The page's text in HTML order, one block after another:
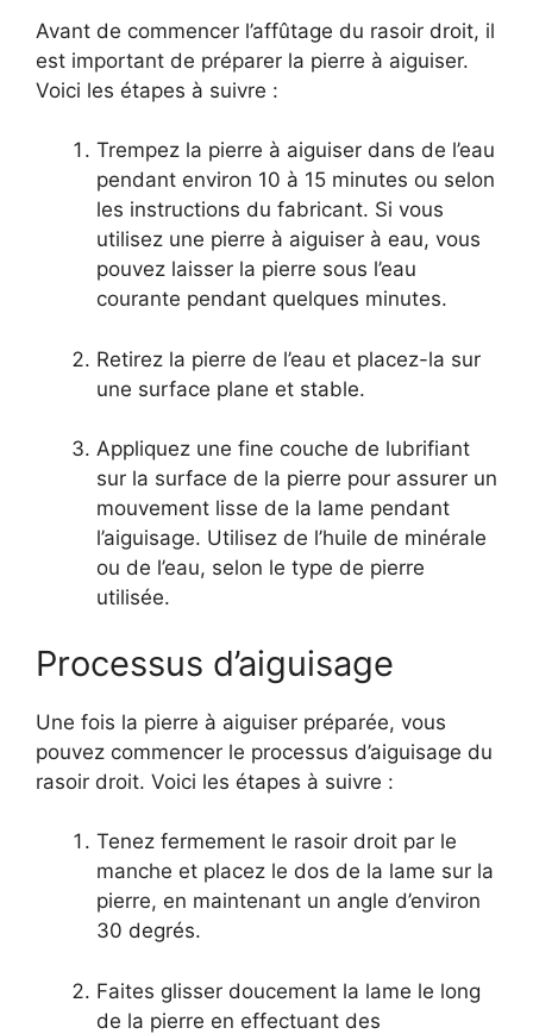
Avant de commencer l’affûtage du rasoir droit, il
est important de préparer la pierre à aiguiser.
Voici les étapes à suivre :
Trempez la pierre à aiguiser dans de l’eau
pendant environ 10 à 15 minutes ou selon
les instructions du fabricant. Si vous
utilisez une pierre à aiguiser à eau, vous
pouvez laisser la pierre sous l’eau
courante pendant quelques minutes.
Retirez la pierre de l’eau et placez-la sur
une surface plane et stable.
Appliquez une fine couche de lubrifiant
sur la surface de la pierre pour assurer un
mouvement lisse de la lame pendant
l’aiguisage. Utilisez de l’huile de minérale
ou de l’eau, selon le type de pierre
utilisée.
Processus d’aiguisage
Une fois la pierre à aiguiser préparée, vous
pouvez commencer le processus d’aiguisage du
rasoir droit. Voici les étapes à suivre :
Tenez fermement le rasoir droit par le
manche et placez le dos de la lame sur la
pierre, en maintenant un angle d’environ
30 degrés.
Faites glisser doucement la lame le long
de la pierre en effectuant des